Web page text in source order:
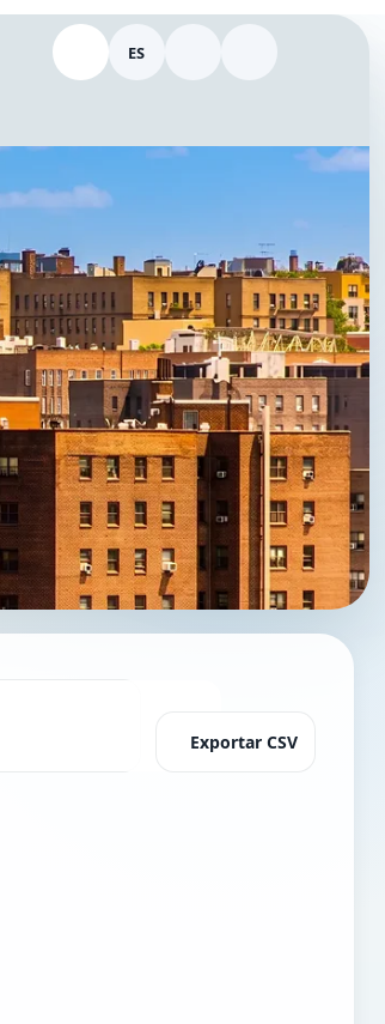
Llamar 646-298-9154
ESCambiar idioma
Exportar CSV